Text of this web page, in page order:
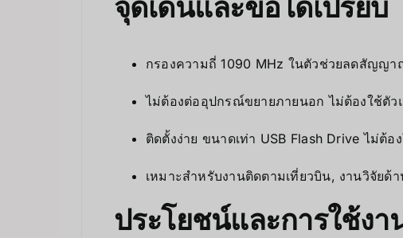
กรองความถี่ 1090 MHz ในตัวช่วยลดสัญญา
ไม่ต้องต่ออุปกรณ์ขยายภายนอก ไม่ต้องใช้ตัว
ติดตั้งง่าย ขนาดเท่า USB Flash Drive ไม่ต้
เหมาะสำหรับงานติดตามเที่ยวบิน, งานวิจัย
ประโยชน์และการใช้งา